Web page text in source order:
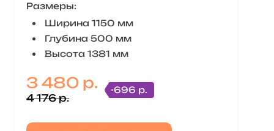
Размеры:
Ширина 1150 мм
Глубина 500 мм
Высота 1381 мм
3 480 р.
4 176 р.
-696 р.